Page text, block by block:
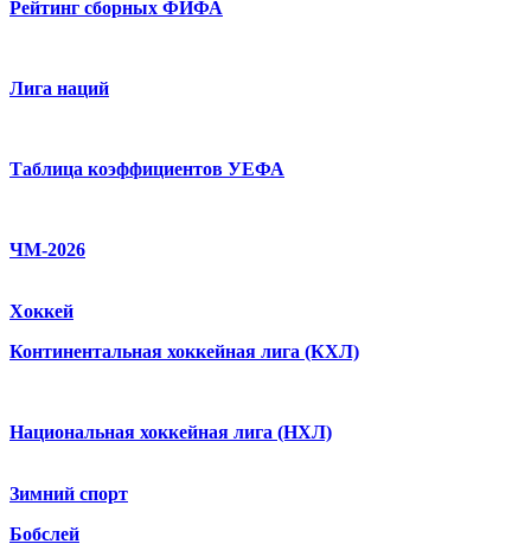
Рейтинг сборных ФИФА
Лига наций
Таблица коэффициентов УЕФА
ЧМ-2026
Хоккей
Континентальная хоккейная лига (КХЛ)
Национальная хоккейная лига (НХЛ)
Зимний спорт
Бобслей